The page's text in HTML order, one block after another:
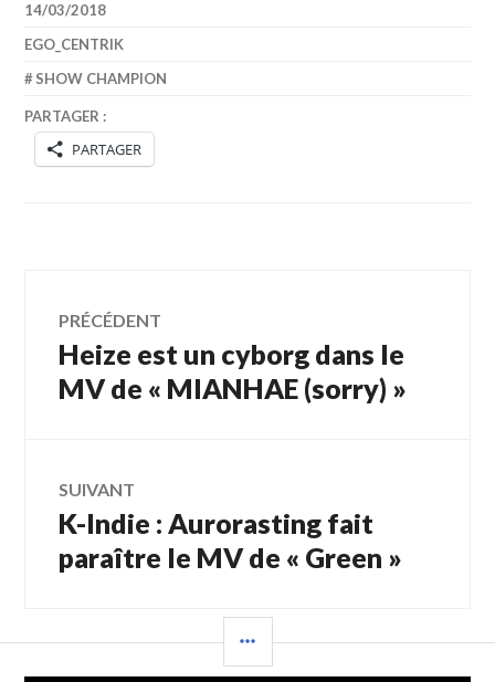
14/03/2018
EGO_CENTRIK
SHOW CHAMPION
PARTAGER :
PARTAGER
Navigation
de
PRÉCÉDENT
Article
précédent :
Heize est un cyborg dans le
MV de « MIANHAE (sorry) »
SUIVANT
Article
Suivant:
K-Indie : Aurorasting fait
paraître le MV de « Green »
LATÉRALE